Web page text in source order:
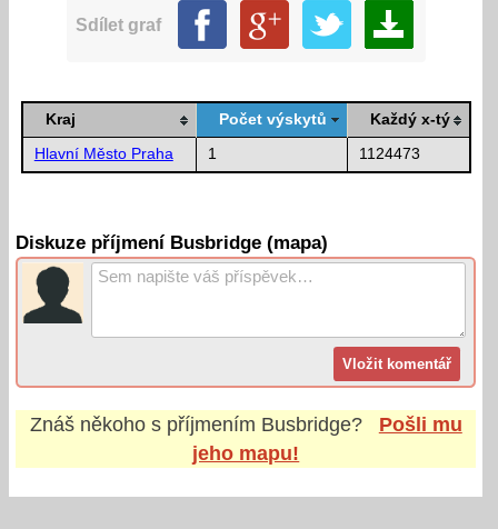
Sdílet graf
Kraj Počet výskytů Každý x-tý
Hlavní Město Praha 1 1124473
Diskuze příjmení Busbridge (mapa)
Znáš někoho s příjmením Busbridge?
Pošli mu
jeho mapu!